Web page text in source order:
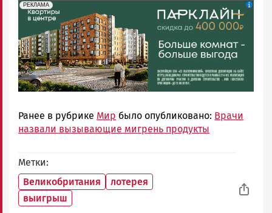
erid: 2SDnjdeSPnB
РЕКЛАМА
Реклама
Ранее в рубрике Мир было опубликовано: Врачи
назвали вызывающие мигрень продукты
Метки
Великобритания
лотерея
выигрыш